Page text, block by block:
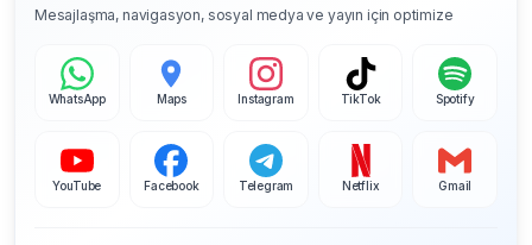
Mesajlaşma, navigasyon, sosyal medya ve yayın için optimize
WhatsApp Maps Instagram TikTok Spotify
YouTube Facebook Telegram Netflix Gmail